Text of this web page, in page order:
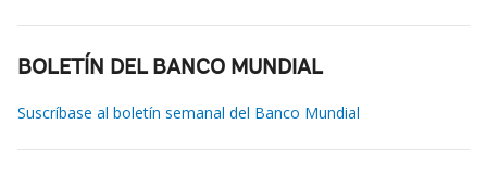
BOLETÍN DEL BANCO MUNDIAL
Suscríbase al boletín semanal del Banco Mundial